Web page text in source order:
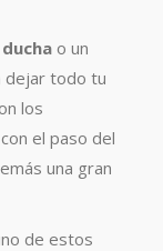
o un
dejar todo tu
los
el paso del
una gran
de estos